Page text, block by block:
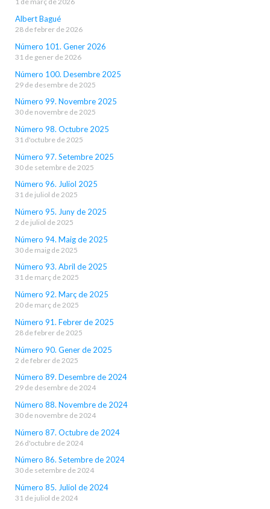
Albert Bagué
28 de febrer de 2026
Número 101. Gener 2026
31 de gener de 2026
Número 100. Desembre 2025
29 de desembre de 2025
Número 99. Novembre 2025
30 de novembre de 2025
Número 98. Octubre 2025
31 d'octubre de 2025
Número 97. Setembre 2025
30 de setembre de 2025
Número 96. Juliol 2025
31 de juliol de 2025
Número 95. Juny de 2025
2 de juliol de 2025
Número 94. Maig de 2025
30 de maig de 2025
Número 93. Abril de 2025
31 de març de 2025
Número 92. Març de 2025
20 de març de 2025
Número 91. Febrer de 2025
28 de febrer de 2025
Número 90. Gener de 2025
2 de febrer de 2025
Número 89. Desembre de 2024
29 de desembre de 2024
Número 88. Novembre de 2024
30 de novembre de 2024
Número 87. Octubre de 2024
26 d'octubre de 2024
Número 86. Setembre de 2024
30 de setembre de 2024
Número 85. Juliol de 2024
31 de juliol de 2024